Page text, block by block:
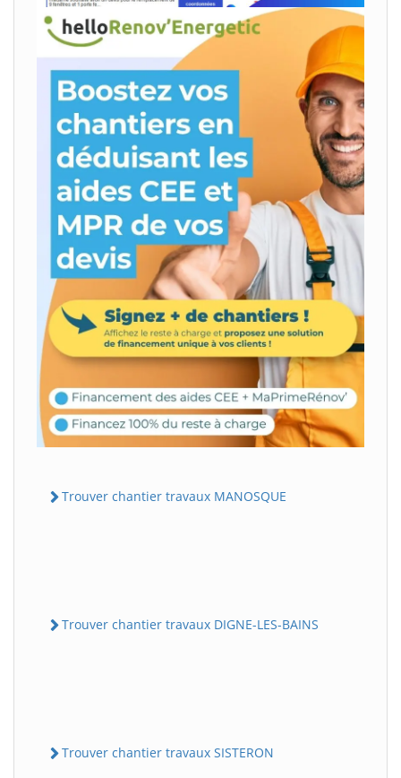
Trouver chantier travaux MANOSQUE
Trouver chantier travaux DIGNE-LES-BAINS
Trouver chantier travaux SISTERON